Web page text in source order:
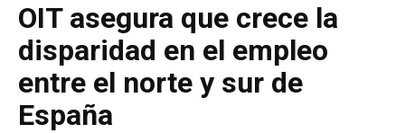
OIT asegura que crece la
disparidad en el empleo
entre el norte y sur de
España